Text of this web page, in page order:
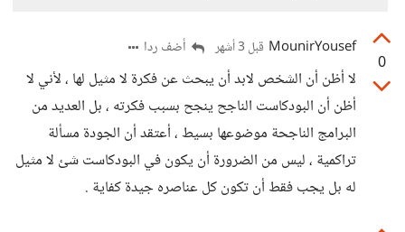
0
MounirYousef قبل 3 أشهر أضف ردا
لا أظن أن الشخص لابد أن يبحث عن فكرة لا مثيل لها ، لأني لا
أظن أن البودكاست الناجح ينجح بسبب فكرته ، بل العديد من
البرامج الناجحة موضوعها بسيط ، أعتقد أن الجودة مسألة
تراكمية ، ليس من الضرورة أن يكون في البودكاست شئ لا مثيل
له بل يجب فقط أن تكون كل عناصره جيدة كفاية .